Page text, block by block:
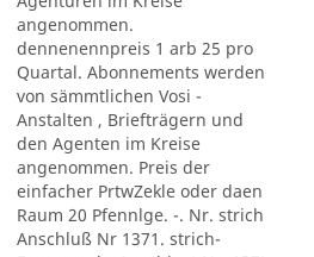
angenommen.
dennenennpreis 1 arb 25 pro
Quartal. Abonnements werden
von sämmtlichen Vosi -
Anstalten , Briefträgern und
den Agenten im Kreise
angenommen. Preis der
einfacher PrtwZekle oder daen
Raum 20 Pfennlge. -. Nr. strich
Anschluß Nr 1371. strich-